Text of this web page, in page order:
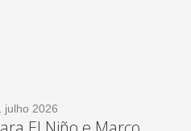
julho 2026